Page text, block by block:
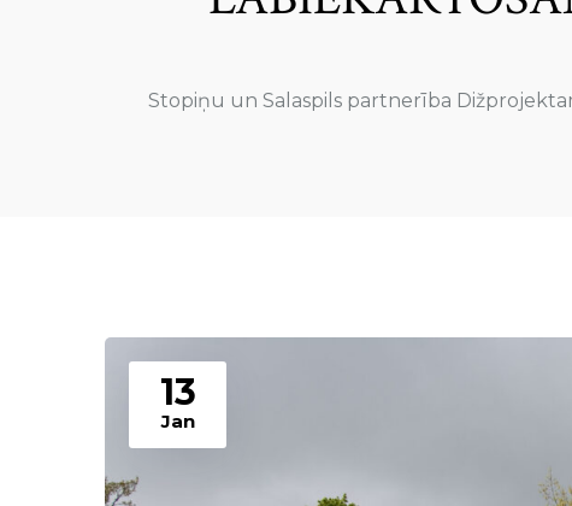
Stopiņu un Salaspils partnerība
13
Jan